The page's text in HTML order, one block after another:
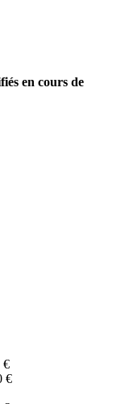
en cours de
€
€